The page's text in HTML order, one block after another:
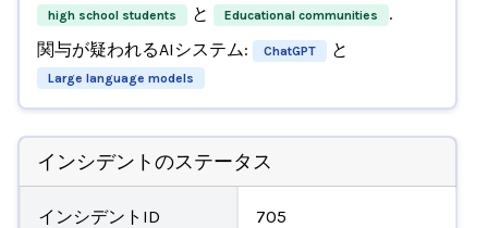
high school students と Educational communities
.
関与が疑われるAIシステム:
ChatGPT と
Large language models
インシデントのステータス
インシデントID 705